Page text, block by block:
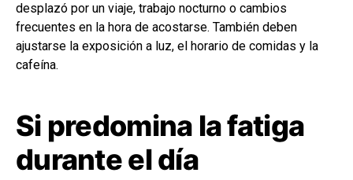
desplazó por un viaje, trabajo nocturno o cambios
frecuentes en la hora de acostarse. También deben
ajustarse la exposición a luz, el horario de comidas y la
cafeína.
Si predomina la fatiga
durante el día